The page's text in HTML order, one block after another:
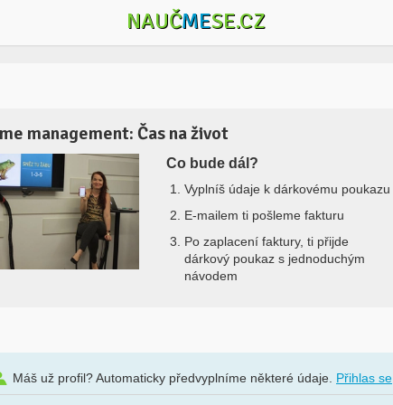
NAUČMESE.CZ
management: Čas na život
Co bude dál?
Vyplníš údaje k dárkovému poukazu
E-mailem ti pošleme fakturu
Po zaplacení faktury, ti přijde
dárkový poukaz s jednoduchým
návodem
Máš už profil? Automaticky předvyplníme některé údaje. Přihlas se